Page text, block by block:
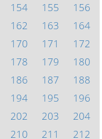
154 155
156
162 163
164
170 171
172
178 179
180
186 187
188
194 195
196
202 203
204
210 211 212